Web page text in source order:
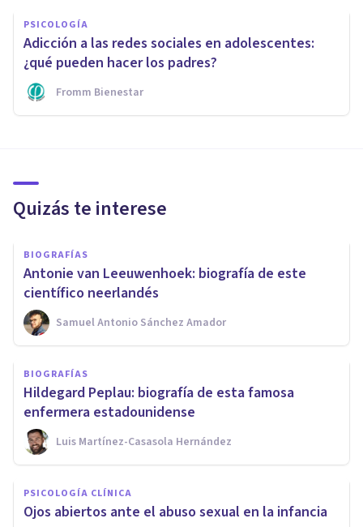
PSICOLOGÍA
Adicción a las redes sociales en adolescentes:
¿qué pueden hacer los padres?
Fromm Bienestar
Quizás te interese
BIOGRAFÍAS
Antonie van Leeuwenhoek: biografía de este
científico neerlandés
Samuel Antonio Sánchez Amador
BIOGRAFÍAS
Hildegard Peplau: biografía de esta famosa
enfermera estadounidense
Luis Martínez-Casasola Hernández
PSICOLOGÍA CLÍNICA
Ojos abiertos ante el abuso sexual en la infancia